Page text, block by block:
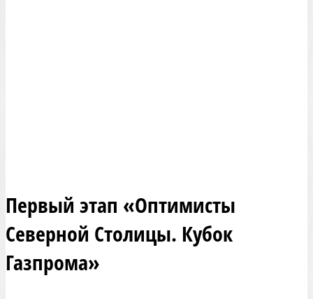
Первый этап «Оптимисты
Северной Столицы. Кубок
Газпрома»